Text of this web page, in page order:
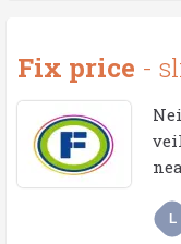
Fix price -
L